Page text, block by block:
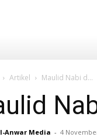
Artikel Maulid Nabi d...
Anwar Media - 4